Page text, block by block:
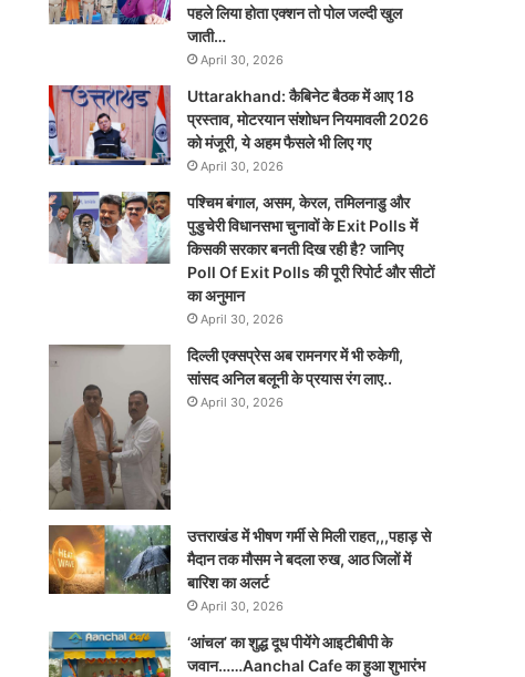
पहले लिया होता एक्शन तो पोल जल्दी खुल
जाती…
April 30, 2026
Uttarakhand: कैबिनेट बैठक में आए 18
प्रस्ताव, मोटरयान संशोधन नियमावली 2026
को मंजूरी, ये अहम फैसले भी लिए गए
April 30, 2026
पश्चिम बंगाल, असम, केरल, तमिलनाडु और
पुडुचेरी विधानसभा चुनावों के Exit Polls में
किसकी सरकार बनती दिख रही है? जानिए
Poll Of Exit Polls की पूरी रिपोर्ट और सीटों
का अनुमान
April 30, 2026
दिल्ली एक्सप्रेस अब रामनगर में भी रुकेगी,
सांसद अनिल बलूनी के प्रयास रंग लाए..
April 30, 2026
उत्तराखंड में भीषण गर्मी से मिली राहत,,,पहाड़ से
मैदान तक मौसम ने बदला रुख, आठ जिलों में
बारिश का अलर्ट
April 30, 2026
‘आंचल’ का शुद्ध दूध पीयेंगे आइटीबीपी के
जवान……Aanchal Cafe का हुआ शुभारंभ